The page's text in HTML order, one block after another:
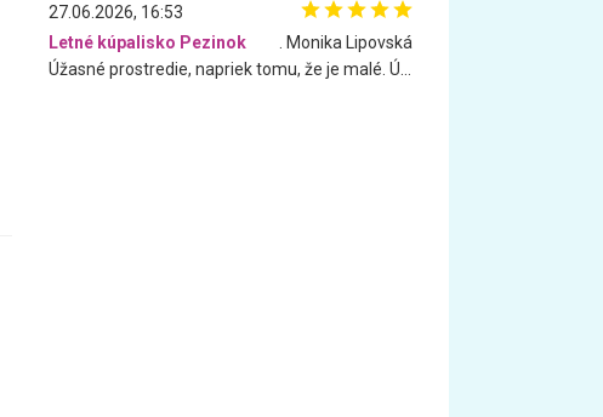
27.06.2026, 16:53
Letné kúpalisko Pezinok
. Monika Lipovská